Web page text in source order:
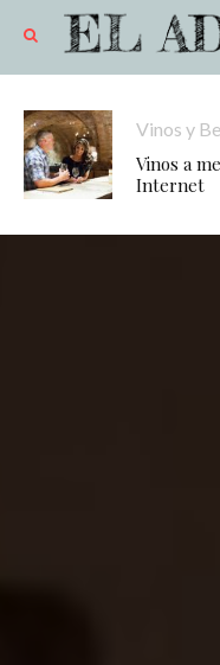
Vinos y
Vinos a
Internet